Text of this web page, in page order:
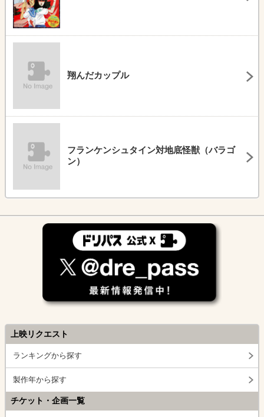
翔んだカップル
フランケンシュタイン対地底怪獣（バラゴ
ン）
上映リクエスト
ランキングから探す
製作年から探す
チケット・企画一覧